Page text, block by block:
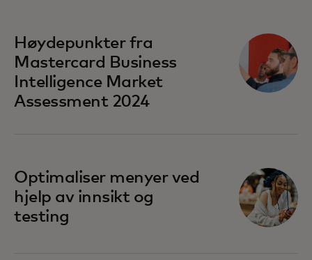
Høydepunkter fra
Mastercard Business
Intelligence​ Market
Assessment 2024
Optimaliser menyer ved
hjelp av innsikt og
testing